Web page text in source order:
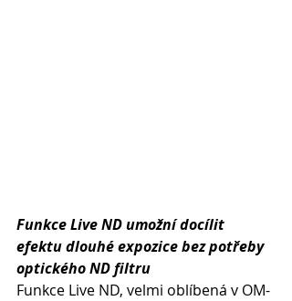
Funkce Live ND umožní docílit
efektu dlouhé expozice bez potřeby
optického ND filtru
Funkce Live ND, velmi oblíbená v OM-